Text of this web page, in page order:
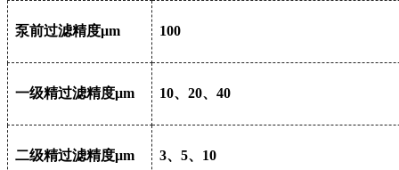
泵前过滤精度μm 100
一级精过滤精度μm 10、20、40
二级精过滤精度μm 3、5、10